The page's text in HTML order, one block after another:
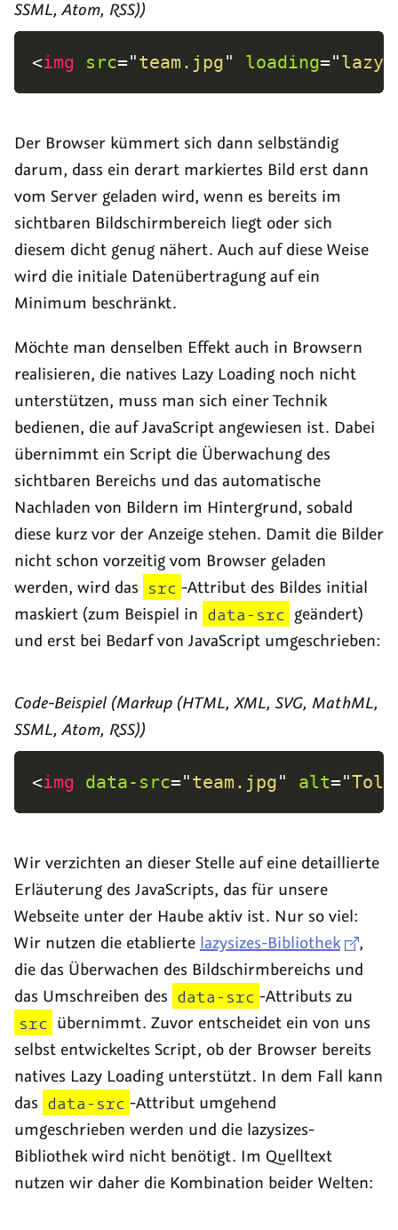
SSML, Atom, RSS))
<img src="team.jpg" loading="lazy
Der Browser kümmert sich dann selbständig
darum, dass ein derart markiertes Bild erst dann
vom Server geladen wird, wenn es bereits im
sichtbaren Bildschirmbereich liegt oder sich
diesem dicht genug nähert. Auch auf diese Weise
wird die initiale Datenübertragung auf ein
Minimum beschränkt.
Möchte man denselben Effekt auch in Browsern
realisieren, die natives Lazy Loading noch nicht
unterstützen, muss man sich einer Technik
bedienen, die auf JavaScript angewiesen ist. Dabei
übernimmt ein Script die Überwachung des
sichtbaren Bereichs und das automatische
Nachladen von Bildern im Hintergrund, sobald
diese kurz vor der Anzeige stehen. Damit die Bilder
nicht schon vorzeitig vom Browser geladen
werden, wird das src -Attribut des Bildes initial
maskiert (zum Beispiel in data-src geändert)
und erst bei Bedarf von JavaScript umgeschrieben:
Code-Beispiel (Markup (HTML, XML, SVG, MathML,
SSML, Atom, RSS))
<img data-src="team.jpg" alt="
Wir verzichten an dieser Stelle auf eine detaillierte
Erläuterung des JavaScripts, das für unsere
Webseite unter der Haube aktiv ist. Nur so viel:
Wir nutzen die etablierte lazysizes-Bibliothek
,
die das Überwachen des Bildschirmbereichs und
das Umschreiben des data-src -Attributs zu
src übernimmt. Zuvor entscheidet ein von uns
selbst entwickeltes Script, ob der Browser bereits
natives Lazy Loading unterstützt. In dem Fall kann
das data-src -Attribut umgehend
umgeschrieben werden und die lazysizes-
Bibliothek wird nicht benötigt. Im Quelltext
nutzen wir daher die Kombination beider Welten: